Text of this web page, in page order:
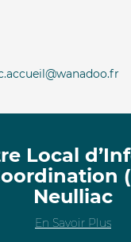
Local
Neulliac
En Savoir Plus